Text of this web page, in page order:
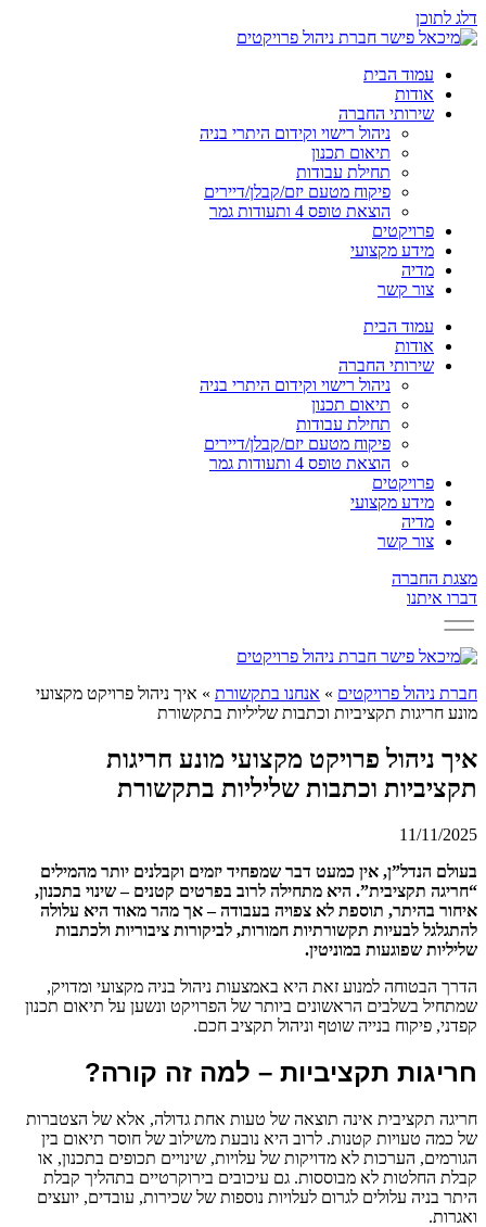
דלג לתוכן
עמוד הבית
אודות
שירותי החברה
ניהול רישוי וקידום היתרי בניה
תיאום תכנון
תחילת עבודות
פיקוח מטעם יזם/קבלן/דיירים
הוצאת טופס 4 ותעודות גמר
פרויקטים
מידע מקצועי
מדיה
צור קשר
עמוד הבית
אודות
שירותי החברה
ניהול רישוי וקידום היתרי בניה
תיאום תכנון
תחילת עבודות
פיקוח מטעם יזם/קבלן/דיירים
הוצאת טופס 4 ותעודות גמר
פרויקטים
מידע מקצועי
מדיה
צור קשר
מצגת החברה
דברו איתנו
חברת ניהול פרויקטים » אנחנו בתקשורת » איך ניהול פרויקט מקצועי
מונע חריגות תקציביות וכתבות שליליות בתקשורת
איך ניהול פרויקט מקצועי מונע חריגות
תקציביות וכתבות שליליות בתקשורת
11/11/2025
בעולם הנדל”ן, אין כמעט דבר שמפחיד יזמים וקבלנים יותר מהמילים
“חריגה תקציבית”. היא מתחילה לרוב בפרטים קטנים – שינוי בתכנון,
איחור בהיתר, תוספת לא צפויה בעבודה – אך מהר מאוד היא עלולה
להתגלגל לבעיות תקשורתיות חמורות, לביקורות ציבוריות ולכתבות
שליליות שפוגעות במוניטין.
הדרך הבטוחה למנוע זאת היא באמצעות ניהול בניה מקצועי ומדויק,
שמתחיל בשלבים הראשונים ביותר של הפרויקט ונשען על תיאום תכנון
קפדני, פיקוח בנייה שוטף וניהול תקציב חכם.
חריגות תקציביות – למה זה קורה?
חריגה תקציבית אינה תוצאה של טעות אחת גדולה, אלא של הצטברות
של כמה טעויות קטנות. לרוב היא נובעת משילוב של חוסר תיאום בין
הגורמים, הערכות לא מדויקות של עלויות, שינויים תכופים בתכנון, או
קבלת החלטות לא מבוססות. גם עיכובים בירוקרטיים בתהליך קבלת
היתר בניה עלולים לגרום לעלויות נוספות של שכירות, עובדים, יועצים
ואגרות.